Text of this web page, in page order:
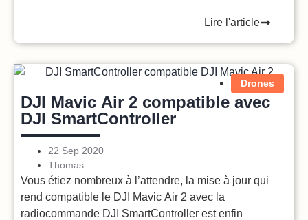
Lire l'article
Drones
DJI Mavic Air 2 compatible avec
DJI SmartController
22 Sep 2020
Thomas
Vous étiez nombreux à l’attendre, la mise à jour qui
rend compatible le DJI Mavic Air 2 avec la
radiocommande DJI SmartController est enfin